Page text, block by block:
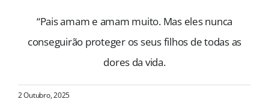
“Pais amam e amam muito. Mas eles nunca
conseguirão proteger os seus filhos de todas as
dores da vida.
2 Outubro, 2025